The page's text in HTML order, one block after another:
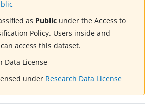
as Public under the Access to
Policy. Users inside and
access this dataset.
Data License
under Research Data License